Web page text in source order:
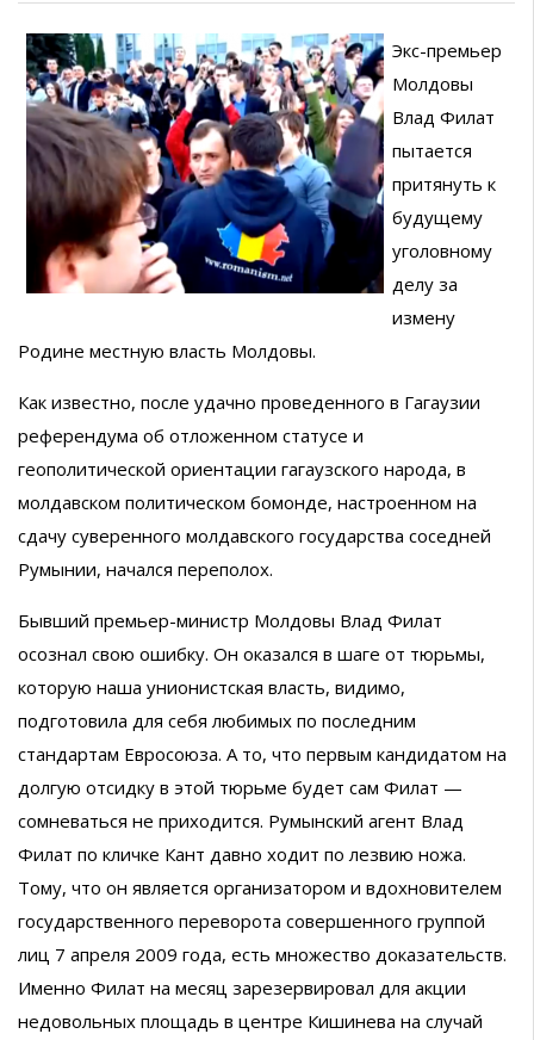
Экс-премьер
Молдовы
Влад Филат
пытается
притянуть к
будущему
уголовному
делу за
измену
Родине местную власть Молдовы.
Как известно, после удачно проведенного в Гагаузии
референдума об отложенном статусе и
геополитической ориентации гагаузского народа, в
молдавском политическом бомонде, настроенном на
сдачу суверенного молдавского государства соседней
Румынии, начался переполох.
Бывший премьер-министр Молдовы Влад Филат
осознал свою ошибку. Он оказался в шаге от тюрьмы,
которую наша унионистская власть, видимо,
подготовила для себя любимых по последним
стандартам Евросоюза. А то, что первым кандидатом на
долгую отсидку в этой тюрьме будет сам Филат —
сомневаться не приходится. Румынский агент Влад
Филат по кличке Кант давно ходит по лезвию ножа.
Тому, что он является организатором и вдохновителем
государственного переворота совершенного группой
лиц 7 апреля 2009 года, есть множество доказательств.
Именно Филат на месяц зарезервировал для акции
недовольных площадь в центре Кишинева на случай